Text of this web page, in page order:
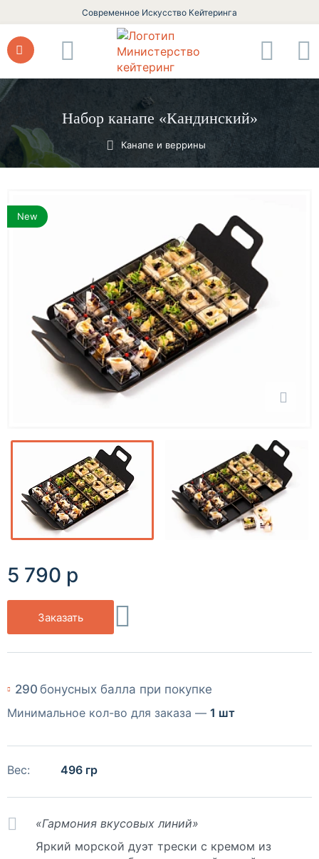
Современное Искусство Кейтеринга
Набор канапе «Кандинский»
Канапе и веррины
New
290 бонусных балла при покупке
Минимальное кол-во для заказа — 1 шт
Вес: 496 гр
5 790 р
Заказать
«Гармония вкусовых линий»
Яркий морской дуэт трески с кремом из